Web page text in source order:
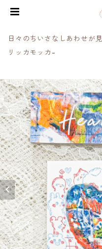
日々のちいさなしあわせが
リッカモッカ-